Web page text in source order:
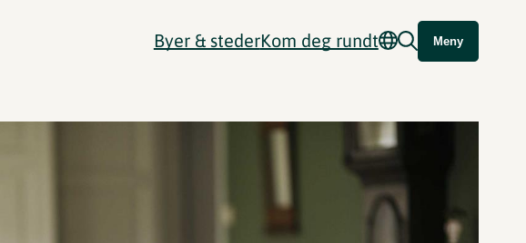
Byer & stederKom deg rundt Meny